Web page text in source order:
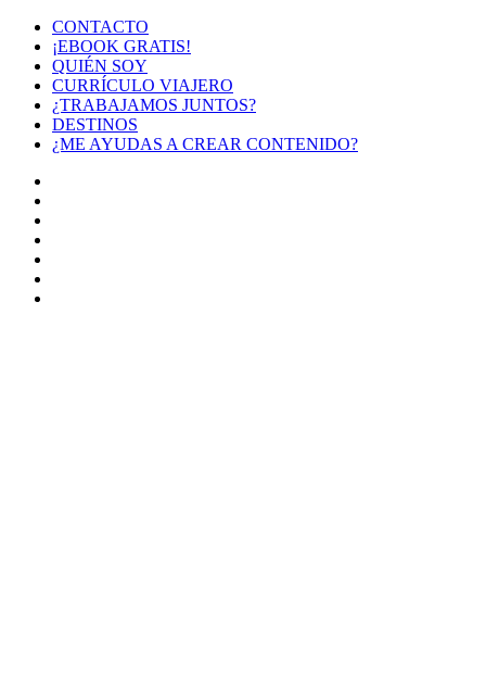
CONTACTO
¡EBOOK GRATIS!
QUIÉN SOY
CURRÍCULO VIAJERO
¿TRABAJAMOS JUNTOS?
DESTINOS
¿ME AYUDAS A CREAR CONTENIDO?